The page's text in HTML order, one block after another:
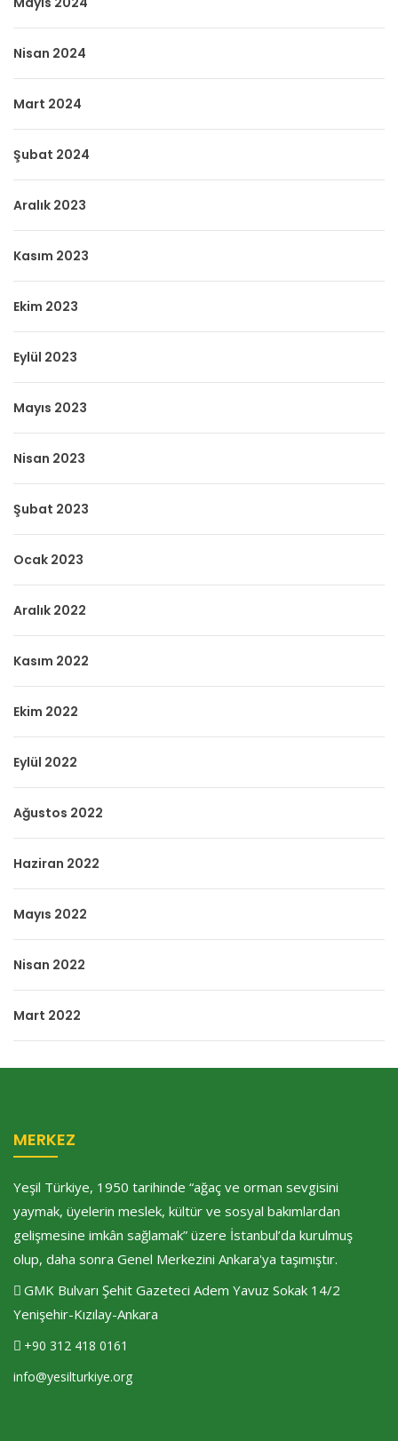
Nisan 2024
Mart 2024
Şubat 2024
Aralık 2023
Kasım 2023
Ekim 2023
Eylül 2023
Mayıs 2023
Nisan 2023
Şubat 2023
Ocak 2023
Aralık 2022
Kasım 2022
Ekim 2022
Eylül 2022
Ağustos 2022
Haziran 2022
Mayıs 2022
Nisan 2022
Mart 2022
MERKEZ
Yeşil Türkiye, 1950 tarihinde “ağaç ve orman sevgisini
yaymak, üyelerin meslek, kültür ve sosyal bakımlardan
gelişmesine imkân sağlamak” üzere İstanbul’da kurulmuş
olup, daha sonra Genel Merkezini Ankara'ya taşımıştır.
GMK Bulvarı Şehit Gazeteci Adem Yavuz Sokak 14/2
Yenişehir-Kızılay-Ankara
+90 312 418 0161
info@yesilturkiye.org